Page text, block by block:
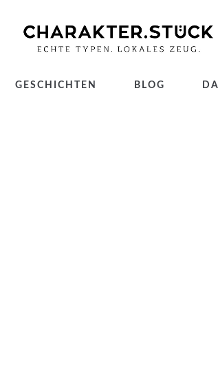
GESCHICHTEN BLOG